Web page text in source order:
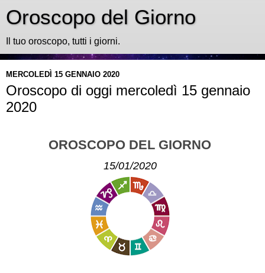
Oroscopo del Giorno
Il tuo oroscopo, tutti i giorni.
MERCOLEDÌ 15 GENNAIO 2020
Oroscopo di oggi mercoledì 15 gennaio
2020
OROSCOPO DEL GIORNO
15/01/2020